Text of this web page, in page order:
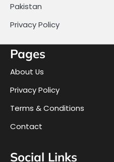
Pakistan
Privacy Policy
Pages
About Us
Privacy Policy
Terms & Conditions
Contact
Social Links